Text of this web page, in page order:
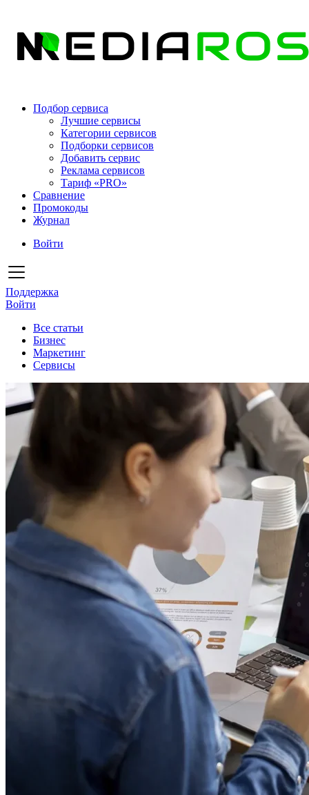
Подбор сервиса
Лучшие сервисы
Категории сервисов
Подборки сервисов
Добавить сервис
Реклама сервисов
Тариф «PRO»
Сравнение
Промокоды
Журнал
Войти
Поддержка
Войти
Все статьи
Бизнес
Маркетинг
Сервисы